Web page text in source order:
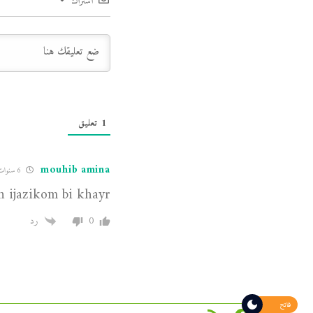
1 تعليق
mouhib amina
ijazikom bi khayr
0 رد
فاتح